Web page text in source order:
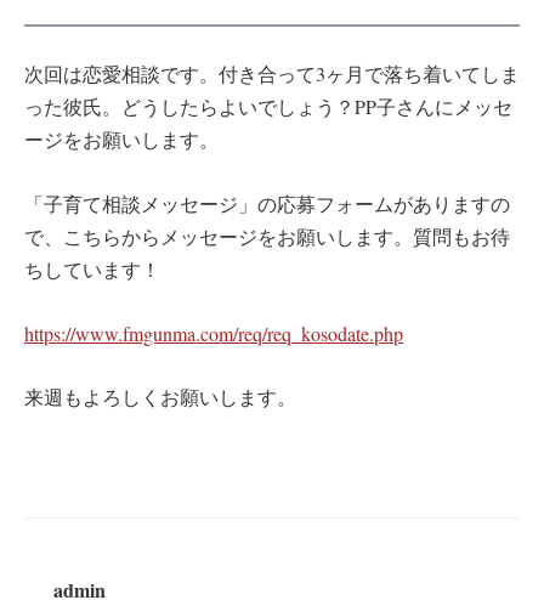
次回は恋愛相談です。付き合って3ヶ月で落ち着いてしま
った彼氏。どうしたらよいでしょう？PP子さんにメッセ
ージをお願いします。
「子育て相談メッセージ」の応募フォームがありますの
で、こちらからメッセージをお願いします。質問もお待
ちしています！
https://www.fmgunma.com/req/req_kosodate.php
来週もよろしくお願いします。
admin